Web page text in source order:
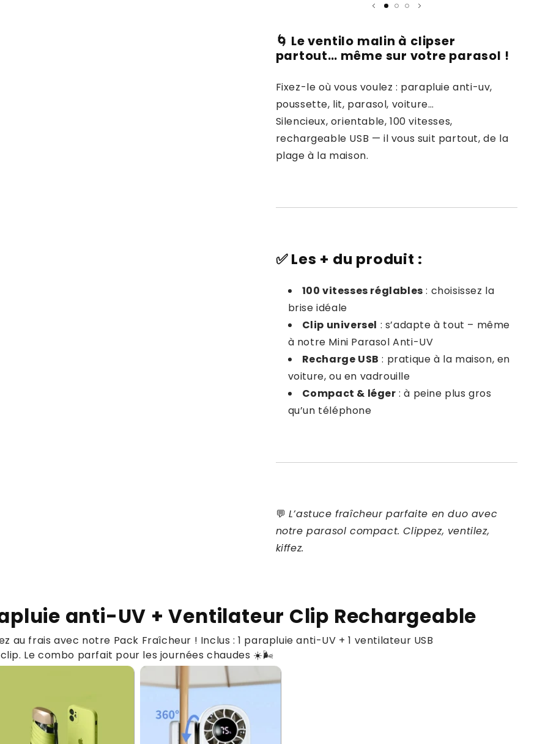
🌀 Le ventilo malin à clipser
partout… même sur votre parasol !
Fixez-le où vous voulez : parapluie anti-uv,
poussette, lit, parasol, voiture…
Silencieux, orientable, 100 vitesses,
rechargeable USB — il vous suit partout, de la
plage à la maison.
✅Les + du produit :
100 vitesses réglables : choisissez la
brise idéale
Clip universel : s’adapte à tout – même
à notre Mini Parasol Anti-UV
Recharge USB : pratique à la maison, en
voiture, ou en vadrouille
Compact & léger : à peine plus gros
qu’un téléphone
💬 L’astuce fraîcheur parfaite en duo avec
notre parasol compact. Clippez, ventilez,
kiffez.
anti-UV + Ventilateur Clip Rechargeable
au frais avec notre Pack Fraîcheur ! Inclus : 1 parapluie anti-UV + 1 ventilateur USB
clip. Le combo parfait pour les journées chaudes ☀️🌬️